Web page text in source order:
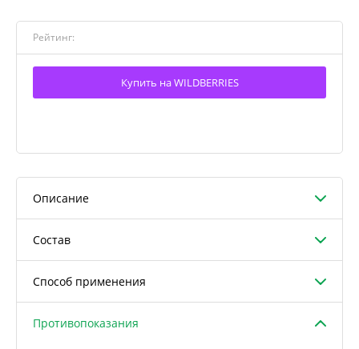
Рейтинг:
Купить на WILDBERRIES
Описание
Состав
Способ применения
Противопоказания